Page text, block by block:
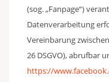
(sog. „Fanpage“)
Datenverarbeitung
Vereinbarung
26 DSGVO), abrufbar
https://